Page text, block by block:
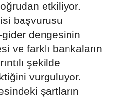
etkiliyor.
başvurusu
dengesinin
ve farklı bankaların
şekilde
vurguluyor.
şartların